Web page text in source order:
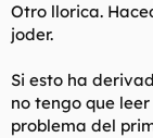
Otro llorica.
joder.
Si esto ha
no tengo que
problema del